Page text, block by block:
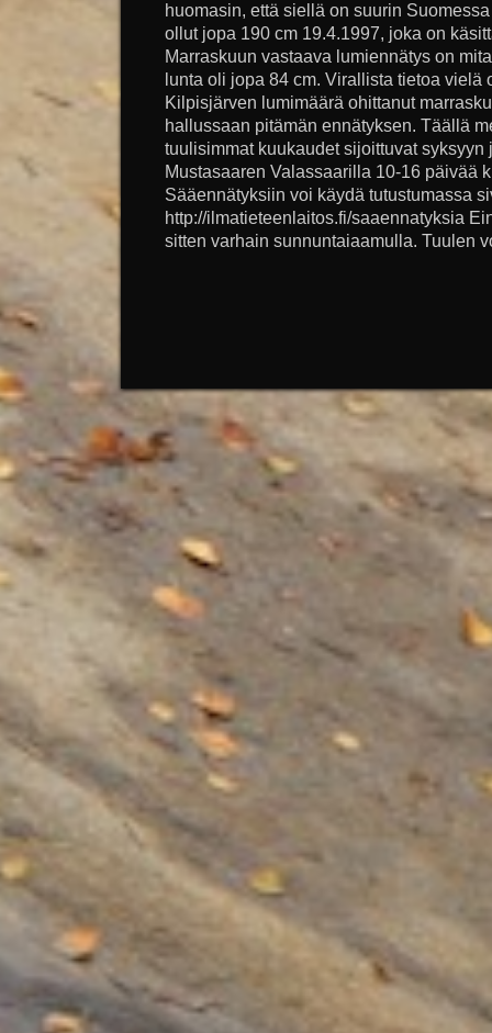
huomasin, että siellä on suurin
ollut jopa 190 cm 19.4.1997, joka on
Marraskuun vastaava lumiennätys on
lunta oli jopa 84 cm. Virallista tietoa vielä
Kilpisjärven lumimäärä ohittanut
hallussaan pitämän ennätyksen. Täällä
tuulisimmat kuukaudet sijoittuvat syksyyn
Mustasaaren Valassaarilla 10-16 päivää
Sääennätyksiin voi käydä tutustumassa
http://ilmatieteenlaitos.fi/saaennatyksia
sitten varhain sunnuntaiaamulla. Tuulen